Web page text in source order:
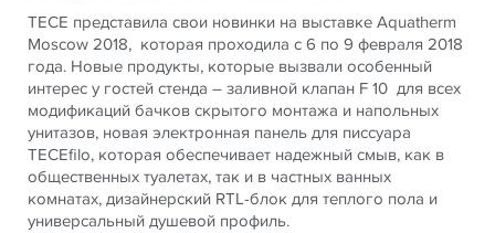
ТЕСЕ представила свои новинки на выставке Aquatherm
Moscow 2018, которая проходила с 6 по 9 февраля 2018
года. Новые продукты, которые вызвали особенный
интерес у гостей стенда – заливной клапан F 10 для всех
модификаций бачков скрытого монтажа и напольных
унитазов, новая электронная панель для писсуара
TECEfilo, которая обеспечивает надежный смыв, как в
общественных туалетах, так и в частных ванных
комнатах, дизайнерский RTL-блок для теплого пола и
универсальный душевой профиль.